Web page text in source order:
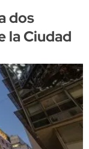
dos
la Ciudad